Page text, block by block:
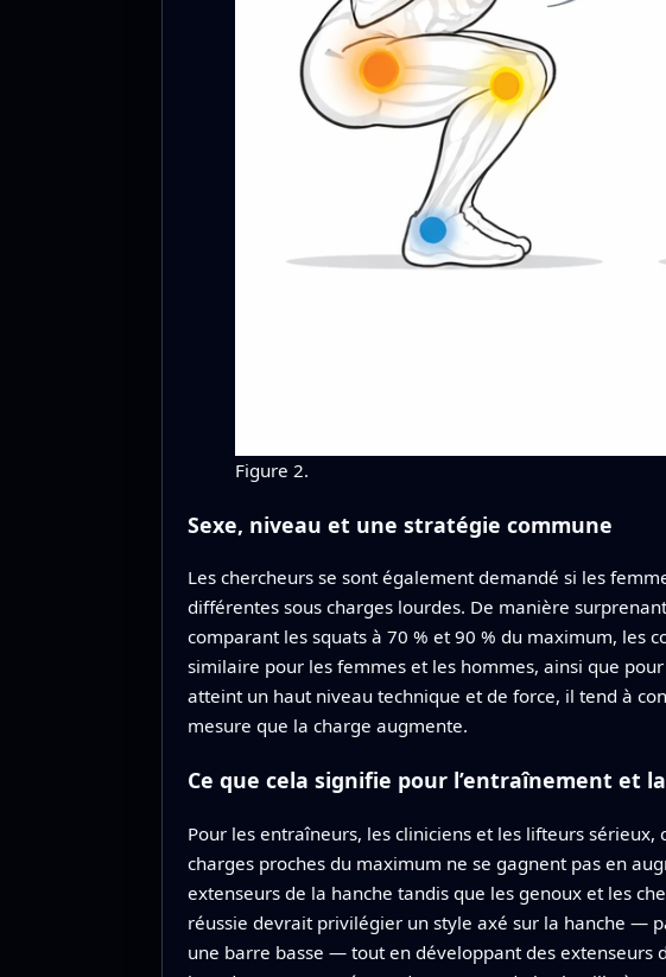
Figure 2.
Sexe, niveau et une stratégie commune
Les chercheurs se sont également demandé si les
différentes sous charges lourdes. De manière
comparant les squats à 70 % et 90 % du maximum, les
similaire pour les femmes et les hommes, ainsi que
atteint un haut niveau technique et de force, il tend à
mesure que la charge augmente.
Ce que cela signifie pour l’entraînement et
Pour les entraîneurs, les cliniciens et les lifteurs
charges proches du maximum ne se gagnent pas en
extenseurs de la hanche tandis que les genoux et les
réussie devrait privilégier un style axé sur la hanche —
une barre basse — tout en développant des extenseurs